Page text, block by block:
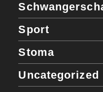
Sport
Stoma
Uncategorized